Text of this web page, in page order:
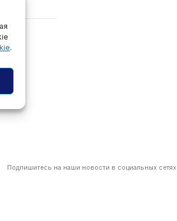
.
Подпишитесь на наши новости в социальных сетях